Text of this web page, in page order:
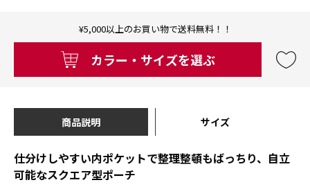
¥5,000以上のお買い物で送料無料！！
カラー・サイズを選ぶ
商品説明 サイズ
仕分けしやすい内ポケットで整理整頓もばっちり、自立
可能なスクエア型ポーチ